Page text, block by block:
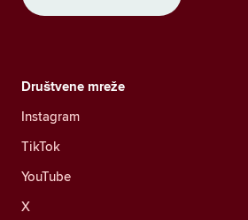
Društvene mreže
Instagram
TikTok
YouTube
X